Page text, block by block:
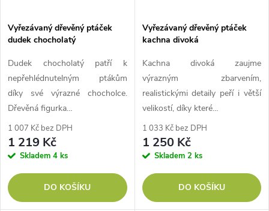
Vyřezávaný dřevěný ptáček
dudek chocholatý
Dudek chocholatý patří k
nepřehlédnutelným ptákům
díky své výrazné chocholce.
Dřevěná figurka…
1 007 Kč bez DPH
1 219 Kč
Skladem 4 ks
DO KOŠÍKU
Vyřezávaný dřevěný ptáček
kachna divoká
Kachna divoká zaujme
výrazným zbarvením,
realistickými detaily peří i větší
velikostí, díky které…
1 033 Kč bez DPH
1 250 Kč
Skladem 2 ks
DO KOŠÍKU